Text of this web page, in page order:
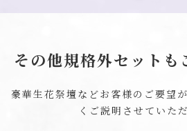
その他規格外セットも
豪華生花祭壇などお客様のご要望
くご説明させていた